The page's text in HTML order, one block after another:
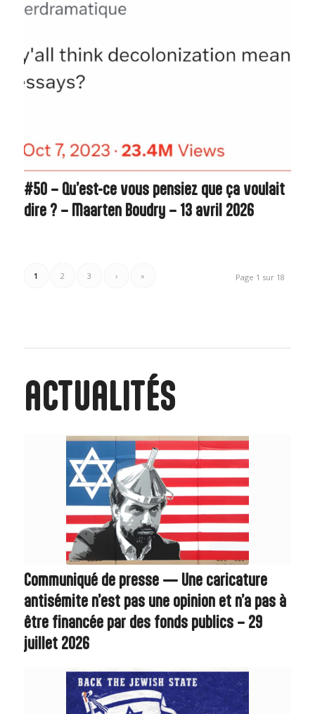
#50 – Qu’est-ce vous pensiez que ça voulait
dire ? – Maarten Boudry – 13 avril 2026
Page 1 sur 18
1 2 3 › »
ACTUALITÉS
Communiqué de presse — Une caricature
antisémite n’est pas une opinion et n’a pas à
être financée par des fonds publics – 29
juillet 2026